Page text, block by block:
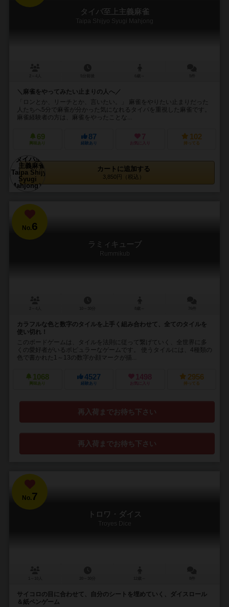
タイパ至上主義麻雀
Taipa Shijyo Syugi Mahjong
＼麻雀をやってみたい止まりの人へ／
「ロンとか、リーチとか、言いたい。」 麻雀をやりたい止まりだった
人たちへ5分で麻雀が分かった気になれるタイパを重視した麻雀です。
麻雀経験者の方は、麻雀をやったことな...
69
興味あり
87
経験あり
7
お気に入り
102
持ってる
カートに追加する
3,850円（税込）
No.6
ラミィキューブ
Rummikub
カラフルな色と数字のタイルを上手く組み合わせて、全てのタイルを
使い切れ！
このボードゲームは、タイルを法則に従って繋げていく、全世界に多
くの愛好者がいるポピュラーなゲームです。 使うタイルには、4種類の
色で書かれた1～13の数字か顔マークが描...
1068
興味あり
4527
経験あり
1498
お気に入り
2956
持ってる
再入荷までお待ち下さい
再入荷までお待ち下さい
No.7
トロワ・ダイス
Troyes Dice
サイコロの目に合わせて、自分のシートを埋めていく、ダイスロール
＆紙ペンゲーム